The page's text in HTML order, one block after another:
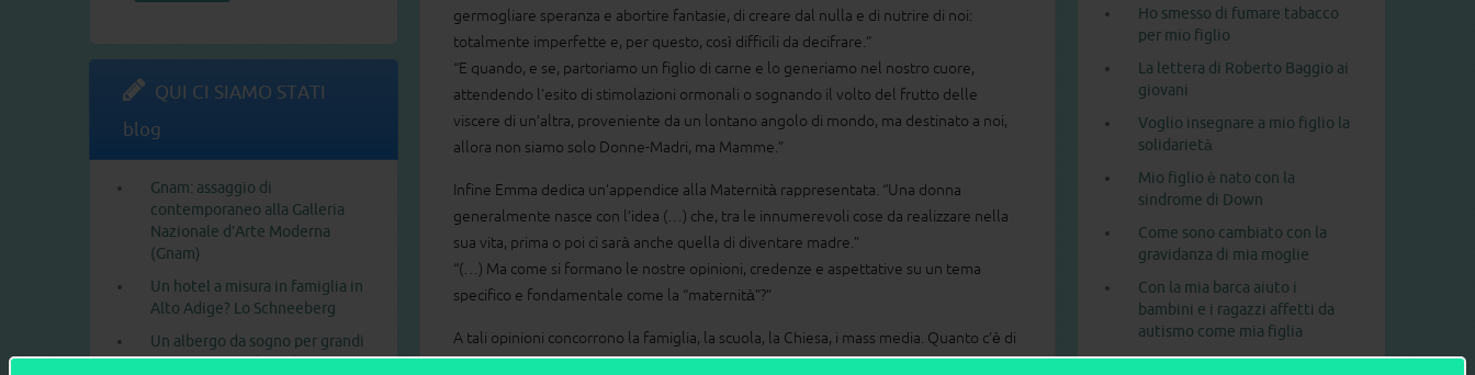
germogliare speranza e abortire fantasie, di creare dal nulla e di nutrire di noi:
totalmente imperfette e, per questo, così difficili da decifrare.”
“E quando, e se, partoriamo un figlio di carne e lo generiamo nel nostro cuore,
attendendo l’esito di stimolazioni ormonali o sognando il volto del frutto delle
viscere di un’altra, proveniente da un lontano angolo di mondo, ma destinato a noi,
allora non siamo solo Donne-Madri, ma Mamme.”
Infine Emma dedica un’appendice alla Maternità rappresentata. “Una donna
generalmente nasce con l’idea (…) che, tra le innumerevoli cose da realizzare nella
sua vita, prima o poi ci sarà anche quella di diventare madre.”
“(…) Ma come si formano le nostre opinioni, credenze e aspettative su un tema
specifico e fondamentale come la “maternità”?”
A tali opinioni concorrono la famiglia, la scuola, la Chiesa, i mass media. Quanto c’è di
realistico nella maternità raccontata dai mass media? L’autrice prende in esame un
QUI CI SIAMO STATI
blog
Gnam: assaggio di
contemporaneo alla Galleria
Nazionale d’Arte Moderna
(Gnam)
Un hotel a misura in famiglia in
Alto Adige? Lo Schneeberg
Un albergo da sogno per grandi
e piccini: il Gardaland
Ho smesso di fumare tabacco
per mio figlio
La lettera di Roberto Baggio ai
giovani
Voglio insegnare a mio figlio la
solidarietà
Mio figlio è nato con la
sindrome di Down
Come sono cambiato con la
gravidanza di mia moglie
Con la mia barca aiuto i
bambini e i ragazzi affetti da
autismo come mia figlia
Gli 11 errori da evitare con i